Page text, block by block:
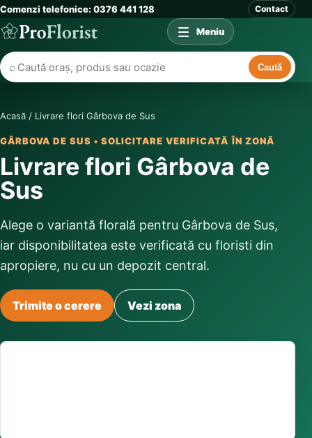
Comenzi telefonice: 0376 441 128 Contact
⌕ Caută
Meniu
Acasă / Livrare flori Gârbova de Sus
GÂRBOVA DE SUS • SOLICITARE VERIFICATĂ ÎN ZONĂ
Livrare flori Gârbova de
Sus
Alege o variantă florală pentru Gârbova de Sus,
iar disponibilitatea este verificată cu floristi din
apropiere, nu cu un depozit central.
Trimite o cerere Vezi zona